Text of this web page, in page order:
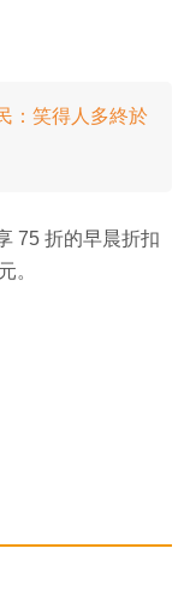
：笑得人多終於
75 折的早晨折扣
。